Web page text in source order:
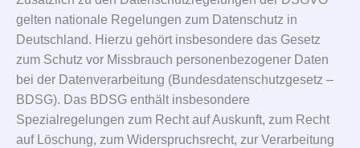
gelten nationale Regelungen zum Datenschutz in
Deutschland. Hierzu gehört insbesondere das Gesetz
zum Schutz vor Missbrauch personenbezogener Daten
bei der Datenverarbeitung (Bundesdatenschutzgesetz –
BDSG). Das BDSG enthält insbesondere
Spezialregelungen zum Recht auf Auskunft, zum Recht
auf Löschung, zum Widerspruchsrecht, zur Verarbeitung